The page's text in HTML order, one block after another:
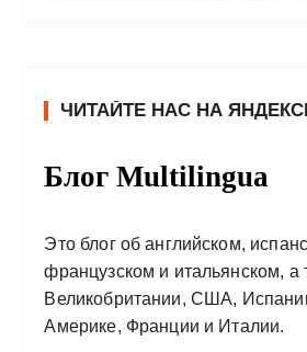
ЧИТАЙТЕ НАС НА
Блог Multilingua
Это блог об английском,
французском и итальянском, а
Великобритании, США,
Америке, Франции и Италии.